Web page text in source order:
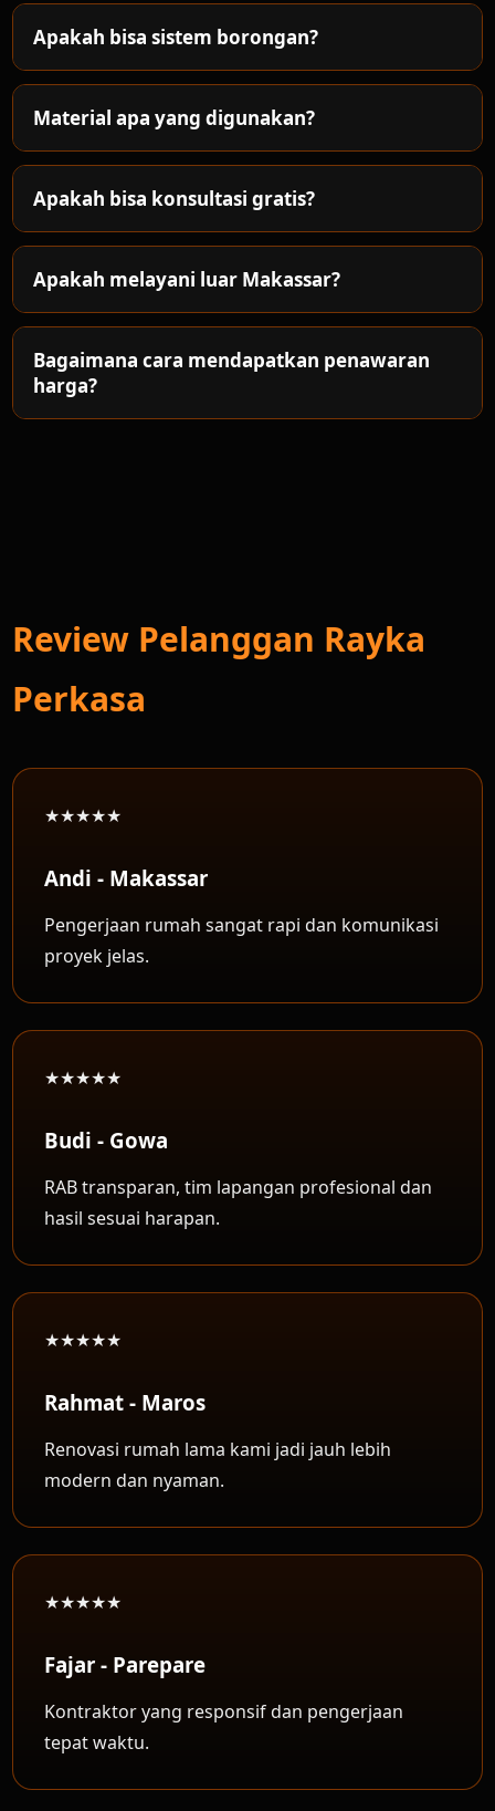
Apakah bisa sistem borongan?
Material apa yang digunakan?
Apakah bisa konsultasi gratis?
Apakah melayani luar Makassar?
Bagaimana cara mendapatkan penawaran
harga?
Review Pelanggan Rayka
Perkasa
★★★★★
Andi - Makassar
Pengerjaan rumah sangat rapi dan komunikasi
proyek jelas.
★★★★★
Budi - Gowa
RAB transparan, tim lapangan profesional dan
hasil sesuai harapan.
★★★★★
Rahmat - Maros
Renovasi rumah lama kami jadi jauh lebih
modern dan nyaman.
★★★★★
Fajar - Parepare
Kontraktor yang responsif dan pengerjaan
tepat waktu.